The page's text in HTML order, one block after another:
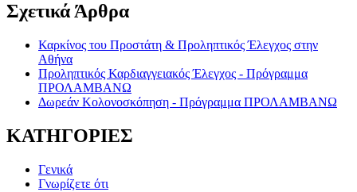
Σχετικά Άρθρα
Καρκίνος του Προστάτη & Προληπτικός Έλεγχος στην
Αθήνα
Προληπτικός Καρδιαγγειακός Έλεγχος - Πρόγραμμα
ΠΡΟΛΑΜΒΑΝΩ
Δωρεάν Κολονοσκόπηση - Πρόγραμμα ΠΡΟΛΑΜΒΑΝΩ
ΚΑΤΗΓΟΡΙΕΣ
Γενικά
Γνωρίζετε ότι